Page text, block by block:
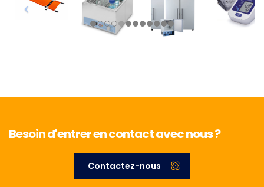
Besoin d'entrer en contact avec nous ?
Contactez-nous